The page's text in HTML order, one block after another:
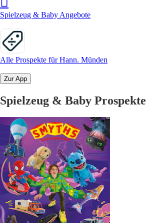
Spielzeug & Baby Angebote
Alle Prospekte für Hann. Münden
Zur App
Spielzeug & Baby Prospekte